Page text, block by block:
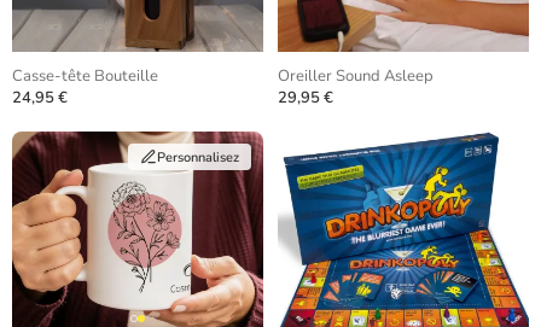
Casse-tête Bouteille
24,95 €
Oreiller Sound Asleep
29,95 €
Personnalisez